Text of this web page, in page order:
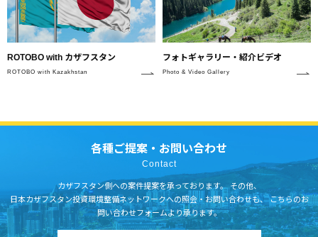
ROTOBO with カザフスタン
ROTOBO with Kazakhstan
フォトギャラリー・紹介ビデオ
Photo & Video Gallery
各種ご提案・お問い合わせ
Contact
カザフスタン側への案件提案を承っております。その他、
日本カザフスタン投資環境整備ネットワークへの照会・お問い合わせも、こちらのお
問い合わせフォームより承ります。